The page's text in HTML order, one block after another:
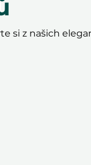
si z našich